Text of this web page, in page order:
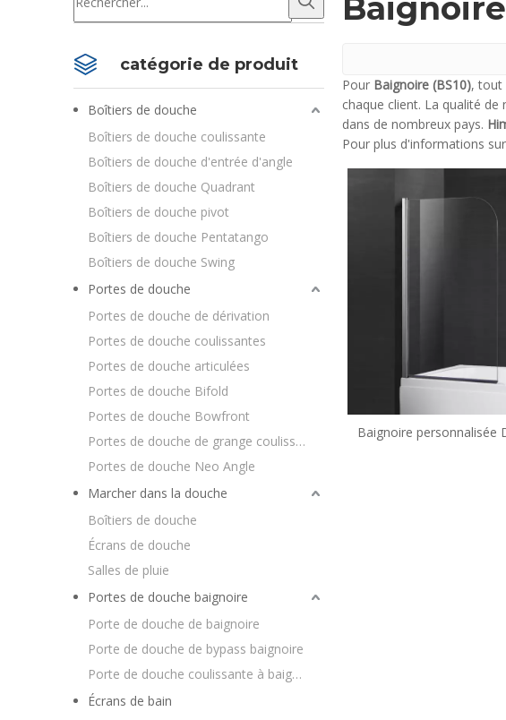
catégorie de produit
Boîtiers de douche
Boîtiers de douche coulissante
Boîtiers de douche d'entrée d'angle
Boîtiers de douche Quadrant
Boîtiers de douche pivot
Boîtiers de douche Pentatango
Boîtiers de douche Swing
Portes de douche
Portes de douche de dérivation
Portes de douche coulissantes
Portes de douche articulées
Portes de douche Bifold
Portes de douche Bowfront
Portes de douche de grange coulissantes
Portes de douche Neo Angle
Marcher dans la douche
Boîtiers de douche
Écrans de douche
Salles de pluie
Portes de douche baignoire
Porte de douche de baignoire
Porte de douche de bypass baignoire
Porte de douche coulissante à baignoire
Écrans de bain
Baignoire
Pour Baignoire (BS10), tout
chaque client. La qualité de
dans de nombreux pays.
Pour plus d'informations
Baignoire personnalisée